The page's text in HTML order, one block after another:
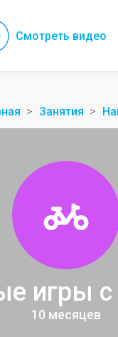
Смотреть видео
Занятия
игры
10 месяцев